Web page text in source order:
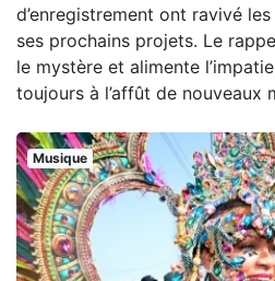
d’enregistrement ont ravivé
ses prochains projets. Le
le mystère et alimente
toujours à l’affût de nouveaux
Musique